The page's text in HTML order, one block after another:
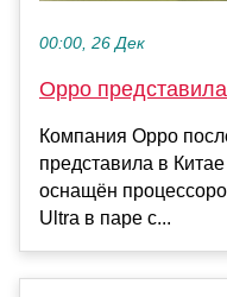
00:00, 26 Дек
Oppo
Компания Oppo
представила в
оснащён
Ultra в паре с...